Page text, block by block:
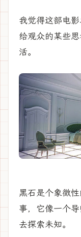
我觉得这部电
给观众的某些
活。
黑石是个象徵
事，它像一个
去探索未知。